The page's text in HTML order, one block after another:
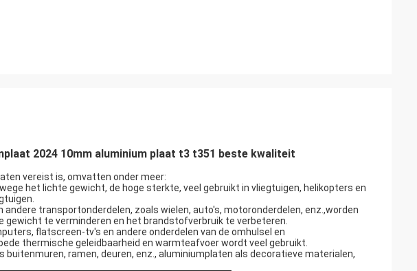
2024 10mm aluminium plaat t3 t351 beste kwaliteit
vereist is, omvatten onder meer:
het lichte gewicht, de hoge sterkte, veel gebruikt in vliegtuigen, helikopters en
transportonderdelen, zoals wielen, auto's, motoronderdelen, enz.,worden
te verminderen en het brandstofverbruik te verbeteren.
flatscreen-tv's en andere onderdelen van de omhulsel en
thermische geleidbaarheid en warmteafvoer wordt veel gebruikt.
ramen, deuren, enz., aluminiumplaten als decoratieve materialen,